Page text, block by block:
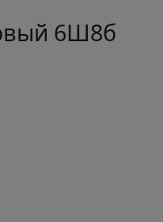
6Ш8б